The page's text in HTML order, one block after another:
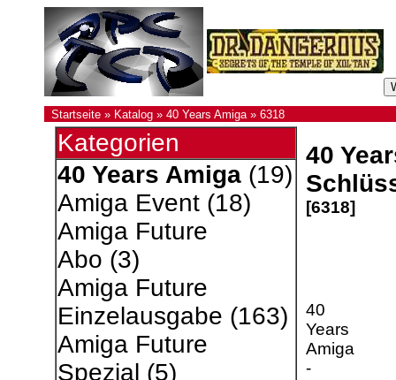
Startseite » Katalog » 40 Years Amiga» 6318
Kategorien
40 Years Amiga(19)
Amiga Event(18)
Amiga Future
Abo (3)
Amiga Future
Einzelausgabe (163)
Amiga Future
Spezial (5)
40
[6318]
40
Years
Amiga
-